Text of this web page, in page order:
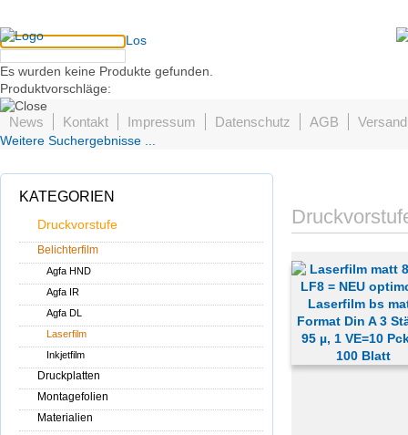
News Kontakt Impressum Datenschutz AGB
Los
Es wurden keine Produkte gefunden.
Produktvorschläge:
Weitere Suchergebnisse ...
KATEGORIEN
Druckvorstufe
Belichterfilm
Agfa HND
Agfa IR
Agfa DL
Laserfilm
Inkjetfilm
Druckplatten
Montagefolien
Materialien